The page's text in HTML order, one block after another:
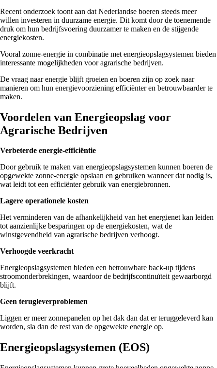
Recent onderzoek toont aan dat Nederlandse boeren steeds meer
willen investeren in duurzame energie. Dit komt door de toenemende
druk om hun bedrijfsvoering duurzamer te maken en de stijgende
energiekosten.
Vooral zonne-energie in combinatie met energieopslagsystemen bieden
interessante mogelijkheden voor agrarische bedrijven.
De vraag naar energie blijft groeien en boeren zijn op zoek naar
manieren om hun energievoorziening efficiënter en betrouwbaarder te
maken.
Voordelen van Energieopslag voor
Agrarische Bedrijven
Verbeterde energie-efficiëntie
Door gebruik te maken van energieopslagsystemen kunnen boeren de
opgewekte zonne-energie opslaan en gebruiken wanneer dat nodig is,
wat leidt tot een efficiënter gebruik van energiebronnen.
Lagere operationele kosten
Het verminderen van de afhankelijkheid van het energienet kan leiden
tot aanzienlijke besparingen op de energiekosten, wat de
winstgevendheid van agrarische bedrijven verhoogt.
Verhoogde veerkracht
Energieopslagsystemen bieden een betrouwbare back-up tijdens
stroomonderbrekingen, waardoor de bedrijfscontinuïteit gewaarborgd
blijft.
Geen terugleverproblemen
Liggen er meer zonnepanelen op het dak dan dat er teruggeleverd kan
worden, sla dan de rest van de opgewekte energie op.
Energieopslagsystemen (EOS)